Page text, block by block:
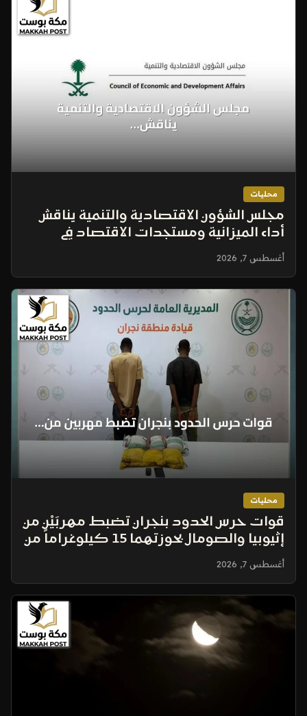
محليات
مجلس الشؤون الاقتصادية والتنمية يناقش
أداء الميزانية ومستجدات الاقتصاد في
اجتماعه الدوري
أغسطس 7, 2026
محليات
قوات حرس الحدود بنجران تضبط مهربَيْن من
إثيوبيا والصومال بحوزتهما 15 كيلوغراماً من
الحشيش
أغسطس 7, 2026